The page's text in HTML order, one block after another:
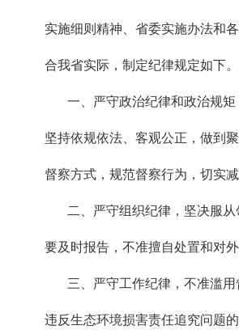
实施细则精神、省委实施办法和
合我省实际，制定纪律规定如下。
一、严守政治纪律和政治规矩
坚持依规依法、客观公正，做到
督察方式，规范督察行为，切实
二、严守组织纪律，坚决服从
要及时报告，不准擅自处置和对
三、严守工作纪律，不准滥用
违反生态环境损害责任追究问题